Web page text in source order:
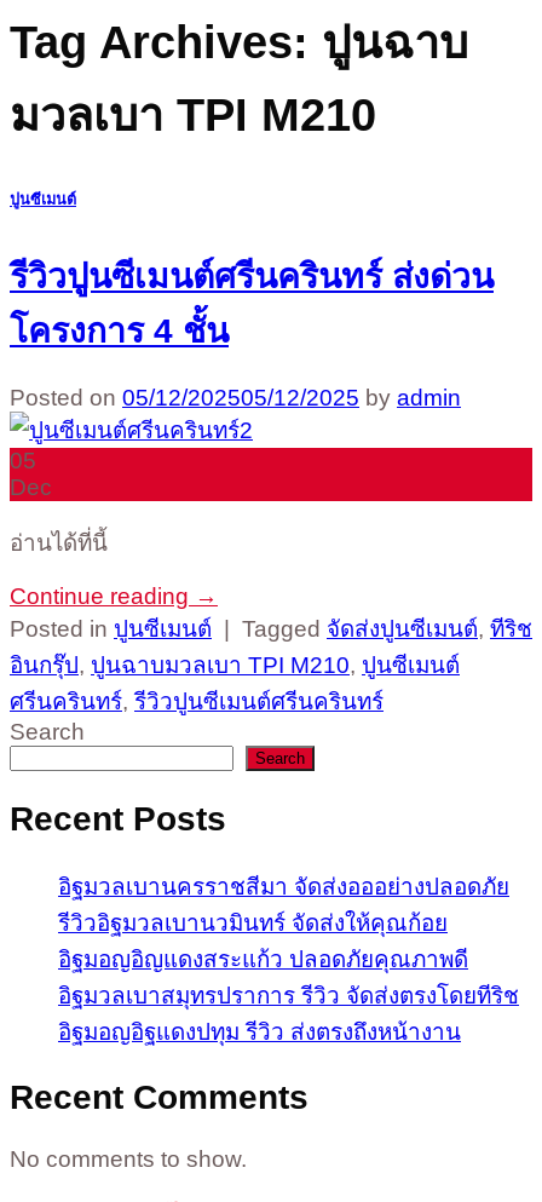
Tag Archives: ปูนฉาบ
มวลเบา TPI M210
ปูนซีเมนต์
รีวิวปูนซีเมนต์ศรีนครินทร์ ส่งด่วน
โครงการ 4 ชั้น
Posted on 05/12/202505/12/2025 by admin
05
Dec
อ่านได้ที่นี้
Continue reading →
Posted in ปูนซีเมนต์ Tagged จัดส่งปูนซีเมนต์, ทีริช
อินกรุ๊ป, ปูนฉาบมวลเบา TPI M210, ปูนซีเมนต์
ศรีนครินทร์,รีวิวปูนซีเมนต์ศรีนครินทร์
Search
Search
Recent Posts
อิฐมวลเบานครราชสีมา จัดส่งอออย่างปลอดภัย
รีวิวอิฐมวลเบานวมินทร์ จัดส่งให้คุณก้อย
อิฐมอญอิญแดงสระแก้ว ปลอดภัยคุณภาพดี
อิฐมวลเบาสมุทรปราการ รีวิว จัดส่งตรงโดยทีริช
อิฐมอญอิฐแดงปทุม รีวิว ส่งตรงถึงหน้างาน
Recent Comments
No comments to show.